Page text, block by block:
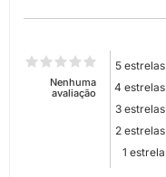
Nenhuma
avaliação
5 estrelas
4 estrelas
3 estrelas
2 estrelas
1 estrela